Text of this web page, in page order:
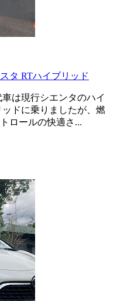
タ RTハイブリッド
は現行シエンタのハイ
ドに乗りましたが、燃
ロールの快適さ...